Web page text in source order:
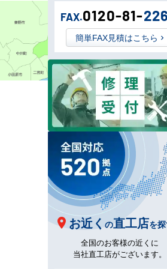
※記
い。
けで
直接ご
愛川町
市麻
市、
勢原市
名市
原市
川崎
村、
北区、
区
町、
川崎
、 茅
、 横
FAX.0120-81-
簡単FAX見積はこちら
お近く の直工店を
全国のお客様の近くに
当社直工店がございます。